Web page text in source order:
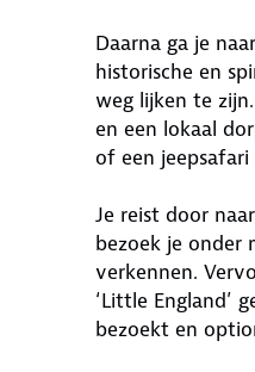
Daarna ga je
historische en
weg lijken te
en een lokaal
of een
Je reist door
bezoek je onder
verkennen.
‘Little England’
bezoekt en